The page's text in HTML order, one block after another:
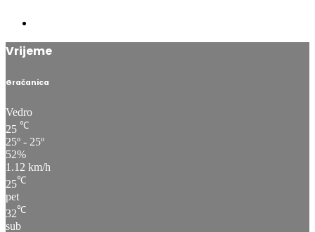
Vrijeme
Gračanica
Vedro
25 ℃
25º - 25º
52%
1.12 km/h
25℃
pet
32℃
sub